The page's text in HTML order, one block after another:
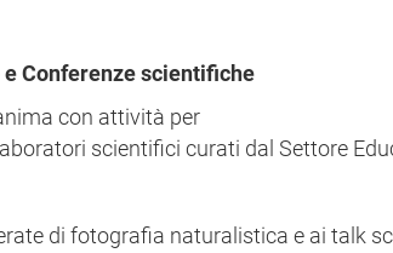
Conferenze scientifiche
con attività per
scientifici curati dal Settore
di fotografia naturalistica e ai talk